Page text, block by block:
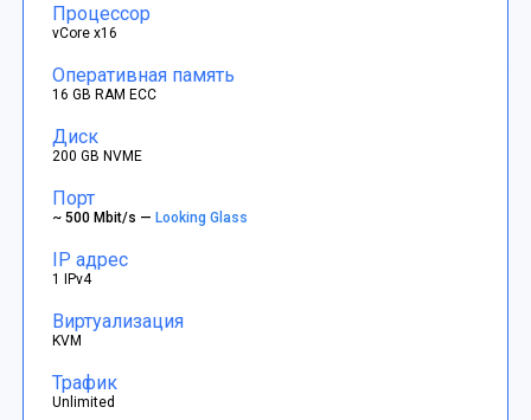
Процессор
vCore x16
Оперативная память
16 GB RAM ECC
Диск
200 GB NVME
Порт
~ 500 Mbit/s —Looking Glass
IP адрес
1 IPv4
Виртуализация
KVM
Трафик
Unlimited